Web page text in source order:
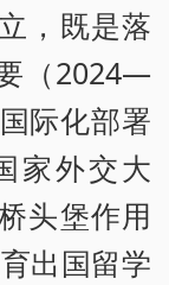
，既是落
（2024—
际化部署
家外交大
头堡作用
出国留学